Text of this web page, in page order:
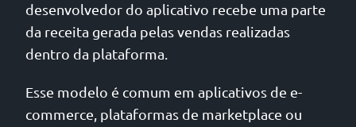
desenvolvedor do aplicativo recebe uma parte
da receita gerada pelas vendas realizadas
dentro da plataforma.
Esse modelo é comum em aplicativos de e-
commerce, plataformas de marketplace ou